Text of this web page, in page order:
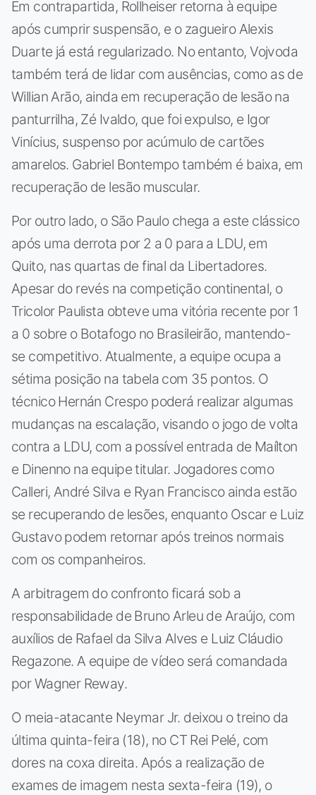
Em contrapartida, Rollheiser retorna à equipe
após cumprir suspensão, e o zagueiro Alexis
Duarte já está regularizado. No entanto, Vojvoda
também terá de lidar com ausências, como as de
Willian Arão, ainda em recuperação de lesão na
panturrilha, Zé Ivaldo, que foi expulso, e Igor
Vinícius, suspenso por acúmulo de cartões
amarelos. Gabriel Bontempo também é baixa, em
recuperação de lesão muscular.
Por outro lado, o São Paulo chega a este clássico
após uma derrota por 2 a 0 para a LDU, em
Quito, nas quartas de final da Libertadores.
Apesar do revés na competição continental, o
Tricolor Paulista obteve uma vitória recente por 1
a 0 sobre o Botafogo no Brasileirão, mantendo-
se competitivo. Atualmente, a equipe ocupa a
sétima posição na tabela com 35 pontos. O
técnico Hernán Crespo poderá realizar algumas
mudanças na escalação, visando o jogo de volta
contra a LDU, com a possível entrada de Maílton
e Dinenno na equipe titular. Jogadores como
Calleri, André Silva e Ryan Francisco ainda estão
se recuperando de lesões, enquanto Oscar e Luiz
Gustavo podem retornar após treinos normais
com os companheiros.
A arbitragem do confronto ficará sob a
responsabilidade de Bruno Arleu de Araújo, com
auxílios de Rafael da Silva Alves e Luiz Cláudio
Regazone. A equipe de vídeo será comandada
por Wagner Reway.
O meia-atacante Neymar Jr. deixou o treino da
última quinta-feira (18), no CT Rei Pelé, com
dores na coxa direita. Após a realização de
exames de imagem nesta sexta-feira (19), o